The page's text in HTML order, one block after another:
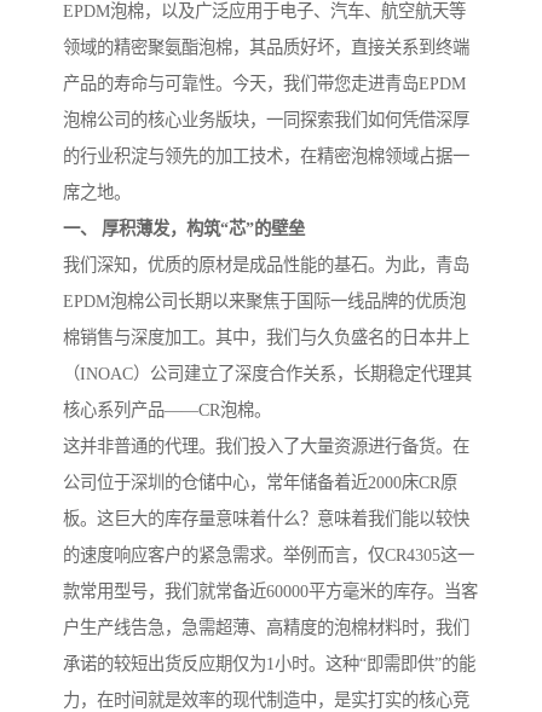
EPDM泡棉，以及广泛应用于电子、汽车、航空航天等
领域的精密聚氨酯泡棉，其品质好坏，直接关系到终端
产品的寿命与可靠性。今天，我们带您走进青岛EPDM
泡棉公司的核心业务版块，一同探索我们如何凭借深厚
的行业积淀与领先的加工技术，在精密泡棉领域占据一
席之地。
一、 厚积薄发，构筑“芯”的壁垒
我们深知，优质的原材是成品性能的基石。为此，青岛
EPDM泡棉公司长期以来聚焦于国际一线品牌的优质泡
棉销售与深度加工。其中，我们与久负盛名的日本井上
（INOAC）公司建立了深度合作关系，长期稳定代理其
核心系列产品——CR泡棉。
这并非普通的代理。我们投入了大量资源进行备货。在
公司位于深圳的仓储中心，常年储备着近2000床CR原
板。这巨大的库存量意味着什么？意味着我们能以较快
的速度响应客户的紧急需求。举例而言，仅CR4305这一
款常用型号，我们就常备近60000平方毫米的库存。当客
户生产线告急，急需超薄、高精度的泡棉材料时，我们
承诺的较短出货反应期仅为1小时。这种“即需即供”的能
力，在时间就是效率的现代制造中，是实打实的核心竞